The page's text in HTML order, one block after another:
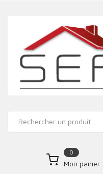
0
Mon panier